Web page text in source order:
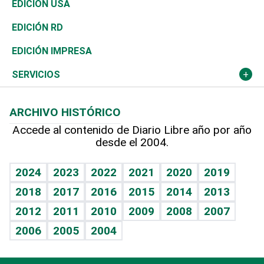
Ocenanía
Caribe
Resto del mundo
Telecom.
Global y variable
Economía personal
Sociales
Novedades
Podcast Arte Libre
Hablando con el pediatra
Vida y familia
Eñe
Celebrando la vida
Sin complejos
En pocas palabras
Tenis
Olimpismo
Más deportes
Línea de hit
TBT Deportivo
En Directo
El Espía
Noticiero Poteleche
Columnistas
Más firmas
Tecnología
Historia
Martes de tecnología
Cambio climático
Economía
Revista
Deportes
Opinión
Hecho en casa
Guía del dinero
EDICIÓN USA
EDICIÓN RD
EDICIÓN IMPRESA
SERVICIOS
Cumpleaños
Horóscopos
Crucigramas
ARCHIVO HISTÓRICO
Accede al contenido de Diario Libre año por año
desde el 2004.
2024 2023 2022 2021 2020
2019
2018
2017 2016 2015 2014
2013
2012
2011 2010 2009 2008
2007
2006
2005 2004